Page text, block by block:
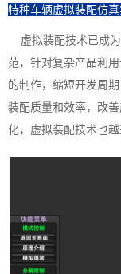
特种车辆虚拟装配仿
虚拟装配技术已成为
范，针对复杂产品利
的制作，缩短开发周
装配质量和效率，改
化，虚拟装配技术也